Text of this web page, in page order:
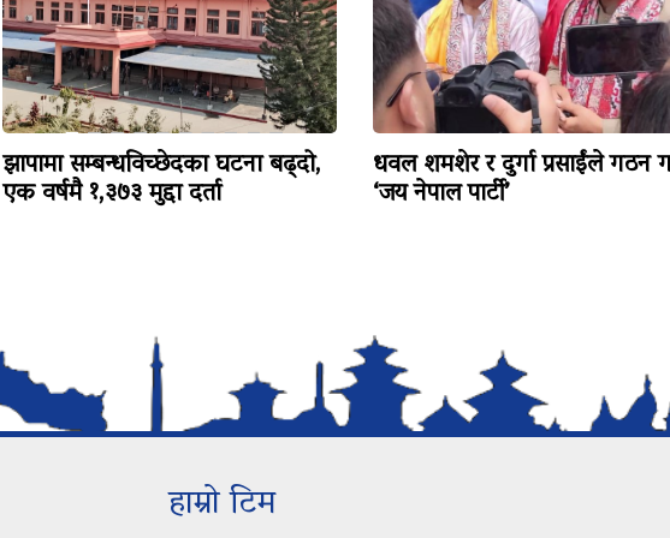
झापामा सम्बन्धविच्छेदका घटना बढ्दो,
एक वर्षमै १,३७३ मुद्दा दर्ता
धवल शमशेर र दुर्गा प्रसाईंले गठन
‘जय नेपाल पार्टी’
हाम्रो टिम